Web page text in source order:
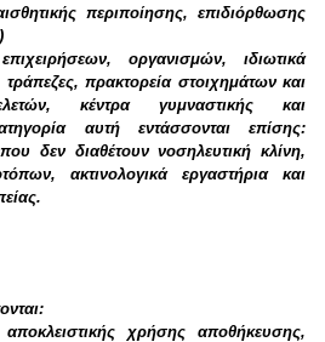
περιποίησης, επιδιόρθωσης
οργανισμών, ιδιωτικά
πρακτορεία στοιχημάτων και
κέντρα γυμναστικής και
αυτή εντάσσονται επίσης:
που δεν διαθέτουν νοσηλευτική κλίνη,
ακτινολογικά εργαστήρια και
χρήσης αποθήκευσης,